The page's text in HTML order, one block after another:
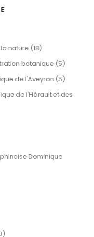
nature (18)
botanique (5)
de l'Aveyron (5)
de l'Hérault et des
Dominique